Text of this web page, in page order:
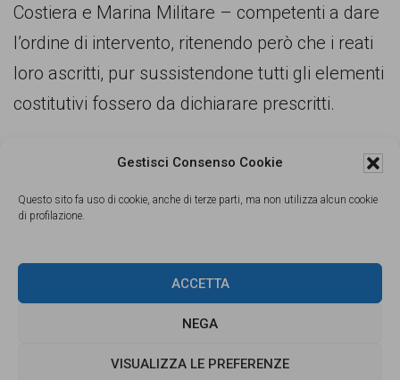
Gestisci Consenso Cookie
Questo sito fa uso di cookie, anche di terze parti, ma non utilizza alcun cookie
di profilazione.
ACCETTA
NEGA
VISUALIZZA LE PREFERENZE
Costiera e Marina Militare – competenti a dare
l’ordine di intervento, ritenendo però che i reati
loro ascritti, pur sussistendone tutti gli elementi
costitutivi fossero da dichiarare prescritti.
ASGI, insieme alle altre associazioni che hanno
rapide ed effettive volte all’accertamento delle
permettano di evitare che questa ennesima
tragedia resti impunita.
Le associazioni e sigle firmatarie